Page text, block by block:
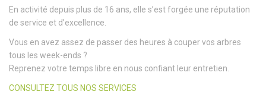
En activité depuis plus de 16 ans, elle s’est forgée une réputation
de service et d’excellence.
Vous en avez assez de passer des heures à couper vos arbres
tous les week-ends ?
Reprenez votre temps libre en nous confiant leur entretien.
CONSULTEZ TOUS NOS SERVICES